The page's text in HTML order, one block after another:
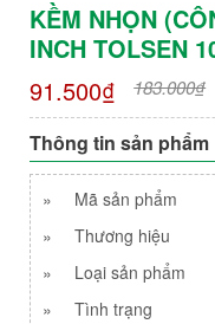
KỀM NHỌN
INCH TOLSEN
91.500₫
183.000₫
Thông tin sản phẩm
» Mã sản phẩm
»
Thương hiệu
»
Loại sản phẩm
»
Tình trạng